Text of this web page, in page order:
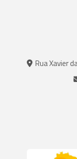
Rua Xavier